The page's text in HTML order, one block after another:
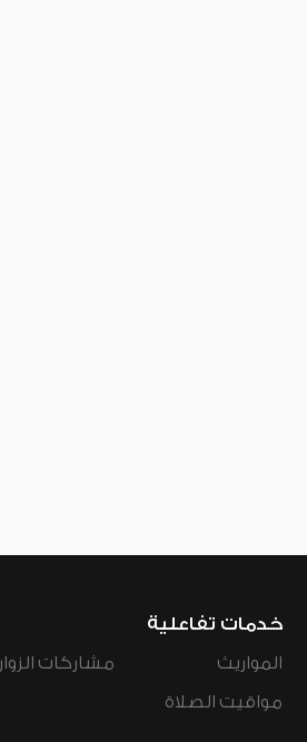
خدمات تفاعلية
المواريث
مواقيت الصلاة
مشاركات الزوار